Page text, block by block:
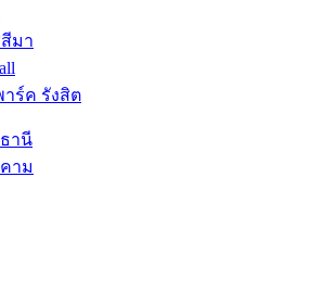
มา
าร์ค รังสิต
านี
าม